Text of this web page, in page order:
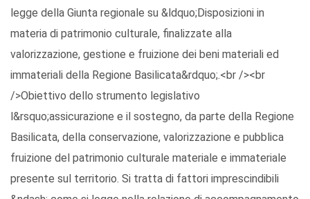
legge della Giunta regionale su &ldquo;Disposizioni in
materia di patrimonio culturale, finalizzate alla
valorizzazione, gestione e fruizione dei beni materiali ed
immateriali della Regione Basilicata&rdquo;.<br /><br
/>Obiettivo dello strumento legislativo
l&rsquo;assicurazione e il sostegno, da parte della Regione
Basilicata, della conservazione, valorizzazione e pubblica
fruizione del patrimonio culturale materiale e immateriale
presente sul territorio. Si tratta di fattori imprescindibili